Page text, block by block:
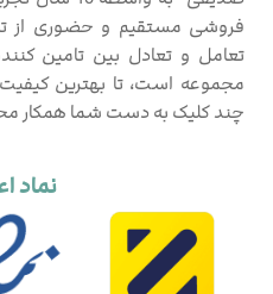
فروشی مستقیم و حضوری از
تعامل و تعادل بین تامین
مجموعه است، تا بهترین
چند کلیک به دست شما همکار
نماد